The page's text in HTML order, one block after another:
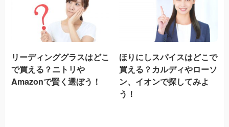
リーディンググラスはどこ
で買える？ニトリや
Amazonで賢く選ぼう！
ほりにしスパイスはどこで
買える？カルディやローソ
ン、イオンで探してみよ
う！